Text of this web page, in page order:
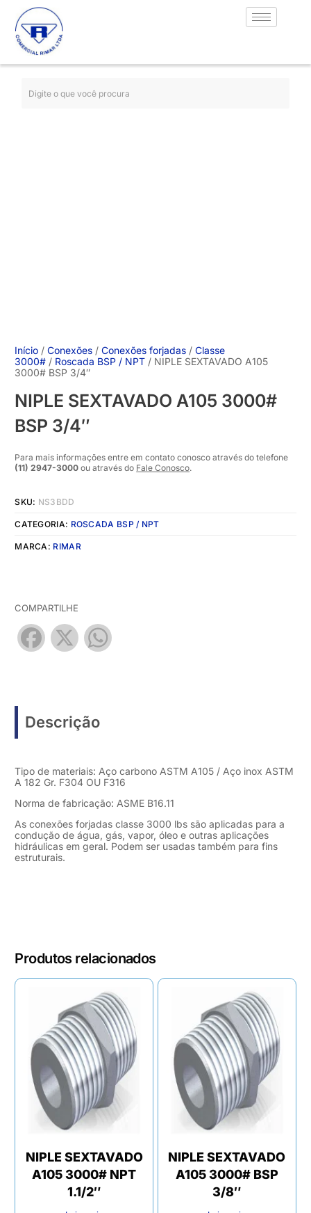
Início /Conexões /Conexões forjadas /Classe
3000# / Roscada BSP / NPT / NIPLE SEXTAVADO A105
3000# BSP 3/4″
NIPLE SEXTAVADO A105 3000#
BSP 3/4″
Para mais informações entre em contato conosco através do telefone
(11) 2947-3000 ou através do Fale Conosco.
SKU: NS3BDD
CATEGORIA: ROSCADA BSP / NPT
MARCA: RIMAR
COMPARTILHE
Facebook
X
Descrição
Tipo de materiais: Aço carbono ASTM A105 / Aço inox ASTM
A 182 Gr. F304 OU F316
Norma de fabricação: ASME B16.11
As conexões forjadas classe 3000 lbs são aplicadas para a
condução de água, gás, vapor, óleo e outras aplicações
hidráulicas em geral. Podem ser usadas também para fins
estruturais.
Produtos relacionados
NIPLE SEXTAVADO
A105 3000# NPT
1.1/2″
NIPLE SEXTAVADO
A105 3000# BSP
3/8″